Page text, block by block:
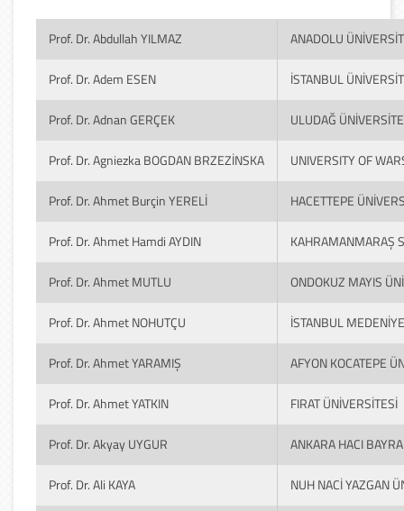
Prof. Dr. Abdullah YILMAZ ANADOLU
Prof. Dr. Adem ESEN İSTANBUL
Prof. Dr. Adnan GERÇEK ULUDAĞ
Prof. Dr. Agniezka BOGDAN BRZEZİNSKA UNIVERSITY OF
Prof. Dr. Ahmet Burçin YERELİ HACETTEPE
Prof. Dr. Ahmet Hamdi AYDIN KAHRAMANMARAŞ
Prof. Dr. Ahmet MUTLU ONDOKUZ MAYIS
Prof. Dr. Ahmet NOHUTÇU İSTANBUL
Prof. Dr. Ahmet YARAMIŞ AFYON KOCATEPE
Prof. Dr. Ahmet YATKIN FIRAT ÜNİVERSİTESİ
Prof. Dr. Akyay UYGUR ANKARA HACI
Prof. Dr. Ali KAYA NUH NACİ YAZGAN